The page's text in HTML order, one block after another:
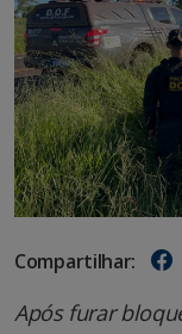
Compartilhar:
Após furar